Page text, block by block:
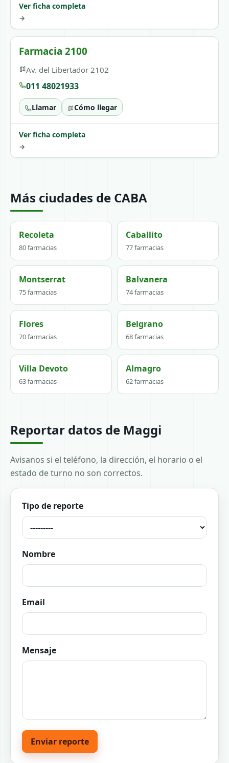
Ver ficha completa
→
Farmacia 2100
Av. del Libertador 2102
011 48021933
Llamar Cómo llegar
Ver ficha completa
→
Más ciudades de CABA
Recoleta
80 farmacias
Caballito
77 farmacias
Montserrat
75 farmacias
Balvanera
74 farmacias
Flores
70 farmacias
Belgrano
68 farmacias
Villa Devoto
63 farmacias
Almagro
62 farmacias
Reportar datos de Maggi
Avisanos si el teléfono, la dirección, el horario o el
estado de turno no son correctos.
Tipo de reporte
Nombre
Email
Mensaje
Enviar reporte